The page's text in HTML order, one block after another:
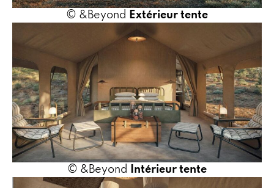
© &Beyond Extérieur tente
© &Beyond Intérieur tente